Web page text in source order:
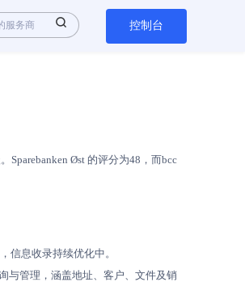
控制台
Øst 的评分为48，而bcc
信息收录持续优化中。
与管理，涵盖地址、客户、文件及销